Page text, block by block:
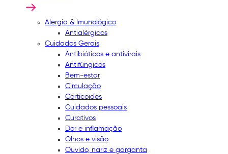
Alergia & Imunológico
Antialérgicos
Cuidados Gerais
Antibióticos e antivirais
Antifúngicos
Bem-estar
Circulação
Corticoides
Cuidados pessoais
Curativos
Dor e inflamação
Olhos e visão
Ouvido, nariz e garganta